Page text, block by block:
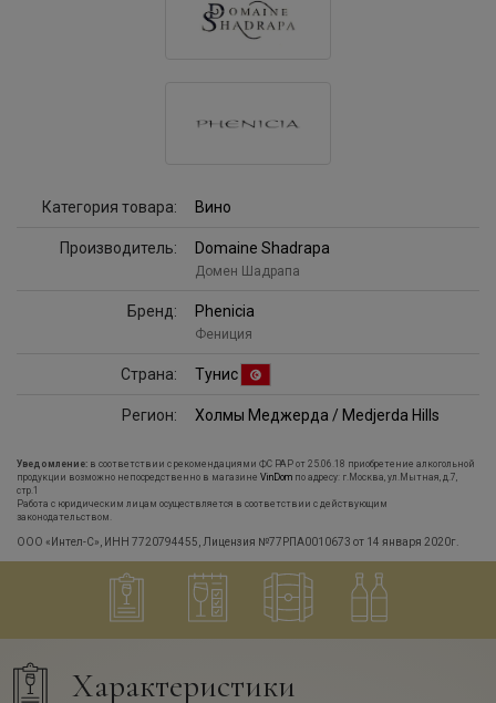
Категория товара: Вино
Производитель: Domaine Shadrapa
Домен Шадрапа
Бренд: Phenicia
Фениция
Страна: Тунис
Регион: Холмы Меджерда / Medjerda Hills
Уведомление: в соответствии с рекомендациями ФС РАР от 25.06.18 приобретение алкогольной
продукции возможно непосредственно в магазине VinDom по адресу: г.Москва, ул.Мытная, д.7,
стр.1
Работа с юридическим лицам осуществляется в соответствии с действующим
законодательством.
ООО «Интел-С», ИНН 7720794455, Лицензия №77РПА0010673 от 14 января 2020г.
Характеристики